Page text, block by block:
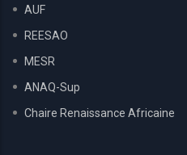
AUF
REESAO
MESR
ANAQ-Sup
Chaire Renaissance Africaine